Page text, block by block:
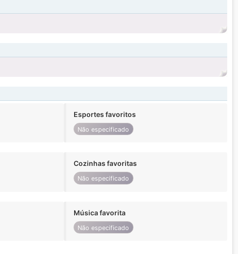
Esportes favoritos
Não especificado
Cozinhas favoritas
Não especificado
Música favorita
Não especificado